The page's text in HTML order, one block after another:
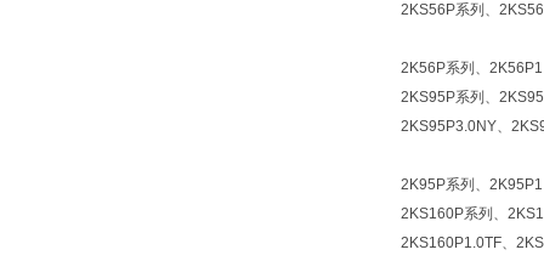
2KS56P系列、
2K56P系列、
2KS95P系列、
2KS95P3.0NY、
2K95P系列、
2KS160P系列、
2KS160P1.0TF、